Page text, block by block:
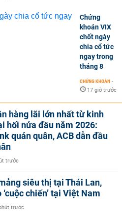
Chứng
khoán VIX
chốt ngày
chia cổ tức
ngay trong
tháng 8
CHỨNG KHOÁN -
17 giờ trước
hàng lãi lớn nhất từ kinh
hối nửa đầu năm 2026:
quán quân, ACB dẫn đầu
trước
siêu thị tại Thái Lan,
chiến’ tại Việt Nam
trước